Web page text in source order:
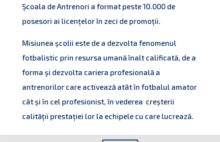
Școala de Antrenori a format peste 10.000 de
posesori ai licențelor în zeci de promoții.
Misiunea școlii este de a dezvolta fenomenul
fotbalistic prin resursa umană înalt calificată, de a
forma și dezvolta cariera profesională a
antrenorilor care activează atât în fotbalul amator
cât și în cel profesionist, în vederea creșterii
calității prestației lor la echipele cu care lucrează.